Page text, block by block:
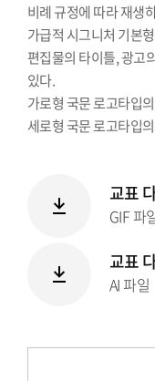
비례 규정에 따라 재생
가급적 시그니처 기본
편집물의 타이틀, 광고
있다.
가로형 국문 로고타입
세로형 국문 로고타입
교표
GIF 파
교표
AI 파일